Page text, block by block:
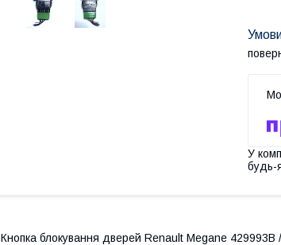
У
будь-
Кнопка блокування дверей Renault Megane 429993B